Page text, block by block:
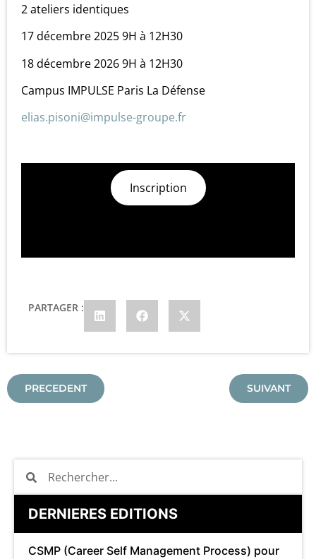
2 ateliers identiques
17 décembre 2025 9H à 12H30
18 décembre 2026 9H à 12H30
Campus IMPULSE Paris La Défense
elias.pisoni@impulse-groupe.fr
Inscription
PARTAGER :
PRECEDENT SUIVANT
DERNIERES EDITIONS
CSMP (Career Self Management Process) pour